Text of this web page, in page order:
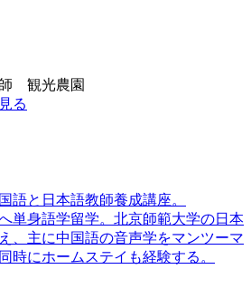
観光農園
る
語と日本語教師養成講座。
単身語学留学。北京師範大学の日本
、主に中国語の音声学をマンツーマ
時にホームステイも経験する。